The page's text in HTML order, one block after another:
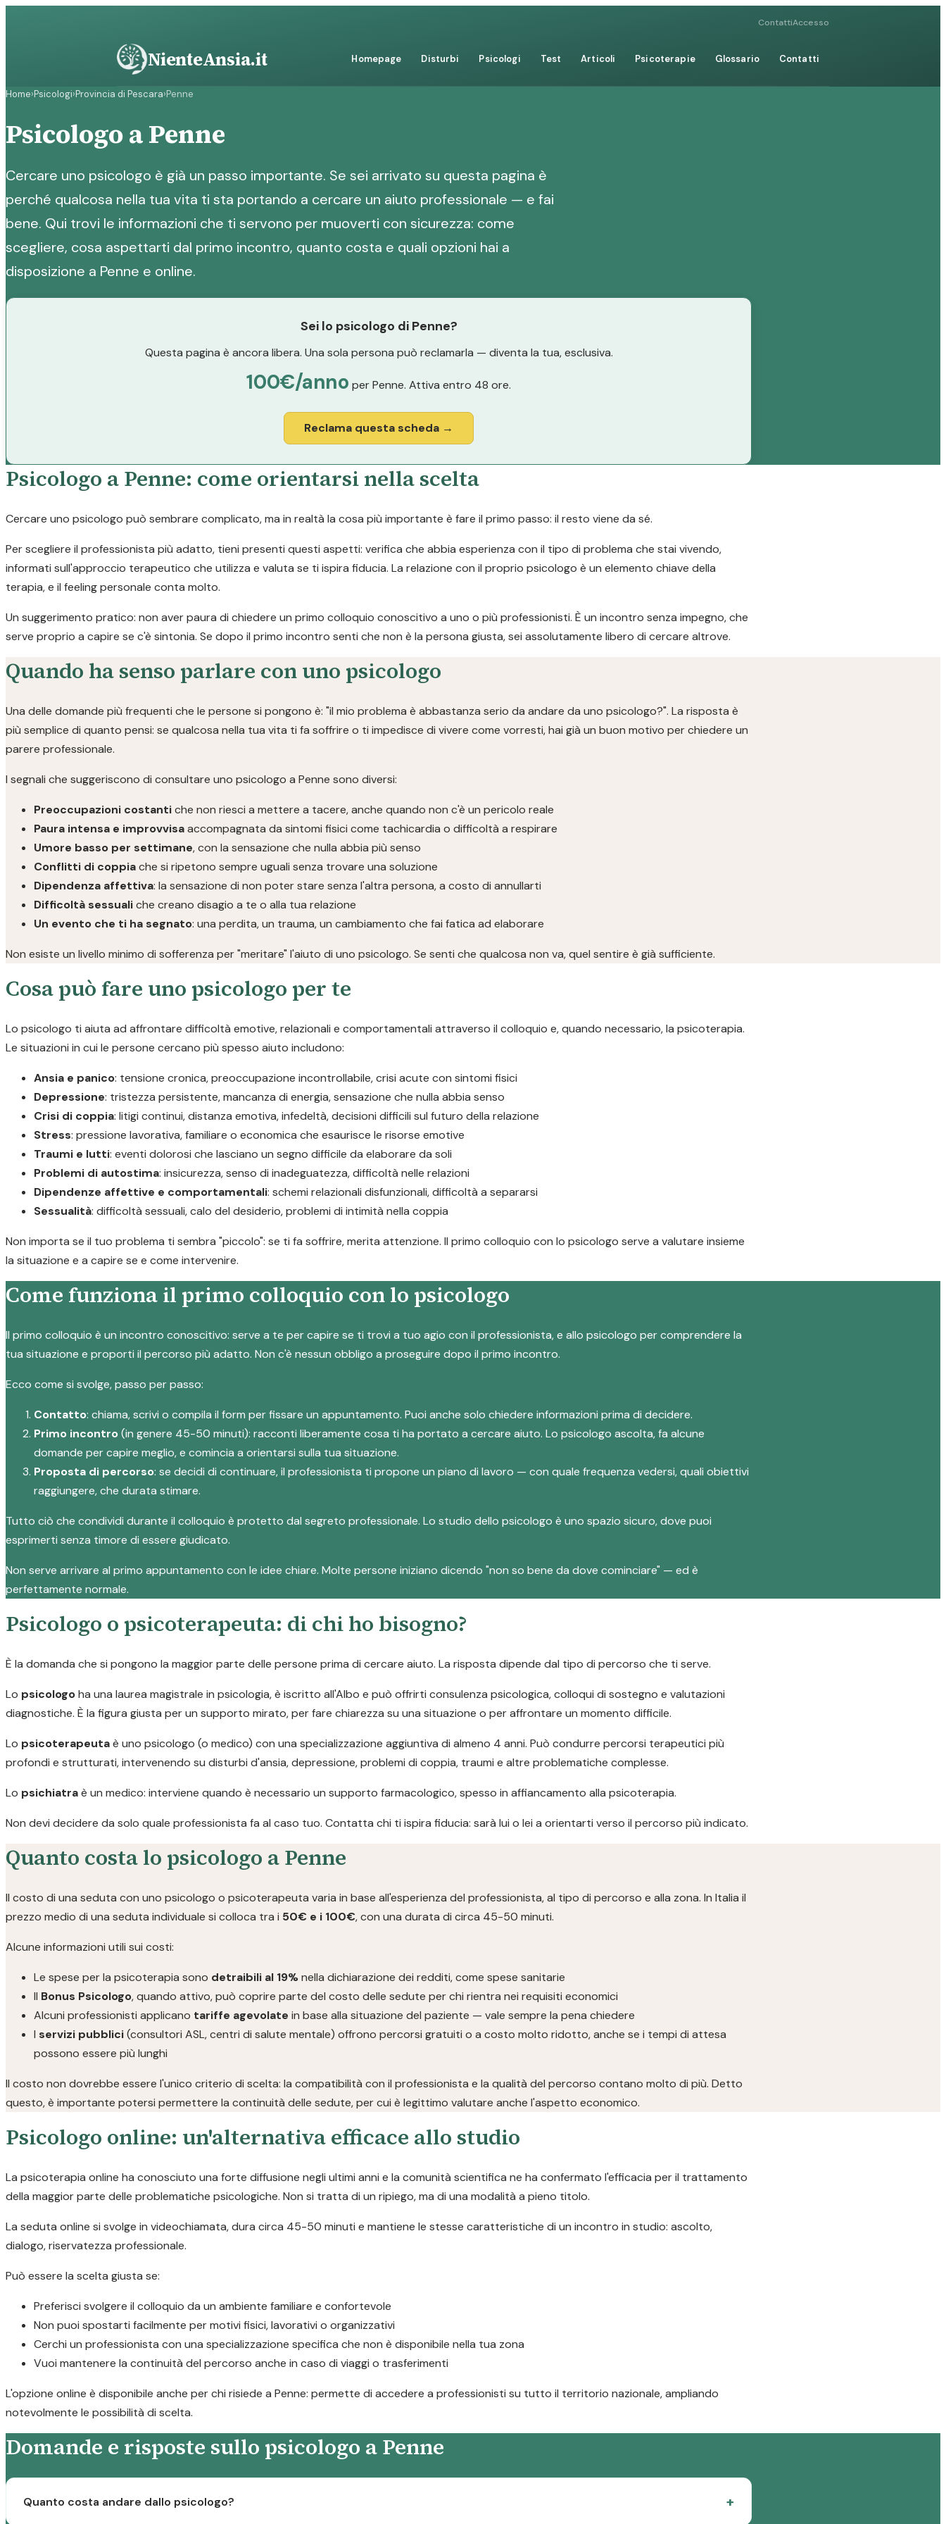
ContattiAccesso
NienteAnsia.it Homepage Disturbi Psicologi Test Articoli Psicoterapie Glossario Contatti
Home›Psicologi›Provincia di Pescara›Penne
Psicologo a Penne
Cercare uno psicologo è già un passo importante. Se sei arrivato su questa pagina è
perché qualcosa nella tua vita ti sta portando a cercare un aiuto professionale — e fai
bene. Qui trovi le informazioni che ti servono per muoverti con sicurezza: come
scegliere, cosa aspettarti dal primo incontro, quanto costa e quali opzioni hai a
disposizione a Penne e online.
Sei lo psicologo di Penne?
Questa pagina è ancora libera. Una sola persona può reclamarla — diventa la tua, esclusiva.
100€/anno per Penne. Attiva entro 48 ore.
Reclama questa scheda →
Psicologo a Penne: come orientarsi nella scelta
Cercare uno psicologo può sembrare complicato, ma in realtà la cosa più importante è fare il primo passo: il resto viene da sé.
Per scegliere il professionista più adatto, tieni presenti questi aspetti: verifica che abbia esperienza con il tipo di problema che stai vivendo,
informati sull'approccio terapeutico che utilizza e valuta se ti ispira fiducia. La relazione con il proprio psicologo è un elemento chiave della
terapia, e il feeling personale conta molto.
Un suggerimento pratico: non aver paura di chiedere un primo colloquio conoscitivo a uno o più professionisti. È un incontro senza impegno, che
serve proprio a capire se c'è sintonia. Se dopo il primo incontro senti che non è la persona giusta, sei assolutamente libero di cercare altrove.
Quando ha senso parlare con uno psicologo
Una delle domande più frequenti che le persone si pongono è: "il mio problema è abbastanza serio da andare da uno psicologo?". La risposta è
più semplice di quanto pensi: se qualcosa nella tua vita ti fa soffrire o ti impedisce di vivere come vorresti, hai già un buon motivo per chiedere un
parere professionale.
I segnali che suggeriscono di consultare uno psicologo a Penne sono diversi:
Preoccupazioni costantiche non riesci a mettere a tacere, anche quando non c'è un pericolo reale
Paura intensa e improvvisaaccompagnata da sintomi fisici come tachicardia o difficoltà a respirare
Umore basso per settimane, con la sensazione che nulla abbia più senso
Conflitti di coppiache si ripetono sempre uguali senza trovare una soluzione
Dipendenza affettiva: la sensazione di non poter stare senza l'altra persona, a costo di annullarti
Difficoltà sessualiche creano disagio a te o alla tua relazione
Un evento che ti ha segnato: una perdita, un trauma, un cambiamento che fai fatica ad elaborare
Non esiste un livello minimo di sofferenza per "meritare" l'aiuto di uno psicologo. Se senti che qualcosa non va, quel sentire è già sufficiente.
Cosa può fare uno psicologo per te
Lo psicologo ti aiuta ad affrontare difficoltà emotive, relazionali e comportamentali attraverso il colloquio e, quando necessario, la psicoterapia.
Le situazioni in cui le persone cercano più spesso aiuto includono:
Ansia e panico: tensione cronica, preoccupazione incontrollabile, crisi acute con sintomi fisici
Depressione: tristezza persistente, mancanza di energia, sensazione che nulla abbia senso
Crisi di coppia: litigi continui, distanza emotiva, infedeltà, decisioni difficili sul futuro della relazione
Stress: pressione lavorativa, familiare o economica che esaurisce le risorse emotive
Traumi e lutti: eventi dolorosi che lasciano un segno difficile da elaborare da soli
Problemi di autostima: insicurezza, senso di inadeguatezza, difficoltà nelle relazioni
Dipendenze affettive e comportamentali: schemi relazionali disfunzionali, difficoltà a separarsi
Sessualità: difficoltà sessuali, calo del desiderio, problemi di intimità nella coppia
Non importa se il tuo problema ti sembra "piccolo": se ti fa soffrire, merita attenzione. Il primo colloquio con lo psicologo serve a valutare insieme
la situazione e a capire se e come intervenire.
Come funziona il primo colloquio con lo psicologo
Il primo colloquio è un incontro conoscitivo: serve a te per capire se ti trovi a tuo agio con il professionista, e allo psicologo per comprendere la
tua situazione e proporti il percorso più adatto. Non c'è nessun obbligo a proseguire dopo il primo incontro.
Ecco come si svolge, passo per passo:
Contatto: chiama, scrivi o compila il form per fissare un appuntamento. Puoi anche solo chiedere informazioni prima di decidere.
Primo incontro(in genere 45-50 minuti): racconti liberamente cosa ti ha portato a cercare aiuto. Lo psicologo ascolta, fa alcune
domande per capire meglio, e comincia a orientarsi sulla tua situazione.
Proposta di percorso: se decidi di continuare, il professionista ti propone un piano di lavoro — con quale frequenza vedersi, quali obiettivi
raggiungere, che durata stimare.
Tutto ciò che condividi durante il colloquio è protetto dal segreto professionale. Lo studio dello psicologo è uno spazio sicuro, dove puoi
esprimerti senza timore di essere giudicato.
Non serve arrivare al primo appuntamento con le idee chiare. Molte persone iniziano dicendo "non so bene da dove cominciare" — ed è
perfettamente normale.
Psicologo o psicoterapeuta: di chi ho bisogno?
È la domanda che si pongono la maggior parte delle persone prima di cercare aiuto. La risposta dipende dal tipo di percorso che ti serve.
Lo psicologoha una laurea magistrale in psicologia, è iscritto all'Albo e può offrirti consulenza psicologica, colloqui di sostegno e valutazioni
diagnostiche. È la figura giusta per un supporto mirato, per fare chiarezza su una situazione o per affrontare un momento difficile.
Lo psicoterapeutaè uno psicologo (o medico) con una specializzazione aggiuntiva di almeno 4 anni. Può condurre percorsi terapeutici più
profondi e strutturati, intervenendo su disturbi d'ansia, depressione, problemi di coppia, traumi e altre problematiche complesse.
Lo psichiatraè un medico: interviene quando è necessario un supporto farmacologico, spesso in affiancamento alla psicoterapia.
Non devi decidere da solo quale professionista fa al caso tuo. Contatta chi ti ispira fiducia: sarà lui o lei a orientarti verso il percorso più indicato.
Quanto costa lo psicologo a Penne
Il costo di una seduta con uno psicologo o psicoterapeuta varia in base all'esperienza del professionista, al tipo di percorso e alla zona. In Italia il
prezzo medio di una seduta individuale si colloca tra i 50€ e i 100€, con una durata di circa 45-50 minuti.
Alcune informazioni utili sui costi:
Le spese per la psicoterapia sono detraibili al 19%nella dichiarazione dei redditi, come spese sanitarie
Il Bonus Psicologo, quando attivo, può coprire parte del costo delle sedute per chi rientra nei requisiti economici
Alcuni professionisti applicano tariffe agevolate in base alla situazione del paziente — vale sempre la pena chiedere
I servizi pubblici(consultori ASL, centri di salute mentale) offrono percorsi gratuiti o a costo molto ridotto, anche se i tempi di attesa
possono essere più lunghi
Il costo non dovrebbe essere l'unico criterio di scelta: la compatibilità con il professionista e la qualità del percorso contano molto di più. Detto
questo, è importante potersi permettere la continuità delle sedute, per cui è legittimo valutare anche l'aspetto economico.
Psicologo online: un'alternativa efficace allo studio
La psicoterapia online ha conosciuto una forte diffusione negli ultimi anni e la comunità scientifica ne ha confermato l'efficacia per il trattamento
della maggior parte delle problematiche psicologiche. Non si tratta di un ripiego, ma di una modalità a pieno titolo.
La seduta online si svolge in videochiamata, dura circa 45-50 minuti e mantiene le stesse caratteristiche di un incontro in studio: ascolto,
dialogo, riservatezza professionale.
Può essere la scelta giusta se:
Preferisci svolgere il colloquio da un ambiente familiare e confortevole
Non puoi spostarti facilmente per motivi fisici, lavorativi o organizzativi
Cerchi un professionista con una specializzazione specifica che non è disponibile nella tua zona
Vuoi mantenere la continuità del percorso anche in caso di viaggi o trasferimenti
L'opzione online è disponibile anche per chi risiede a Penne: permette di accedere a professionisti su tutto il territorio nazionale, ampliando
notevolmente le possibilità di scelta.
Domande e risposte sullo psicologo a Penne
Quanto costa andare dallo psicologo?